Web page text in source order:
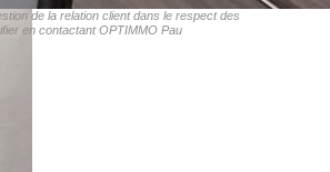
de la relation client dans le respect des
en contactant OPTIMMO Pau